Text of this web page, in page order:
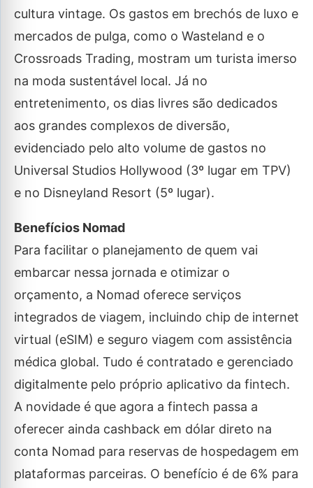
cultura vintage. Os gastos em brechós de luxo e
mercados de pulga, como o Wasteland e o
Crossroads Trading, mostram um turista imerso
na moda sustentável local. Já no
entretenimento, os dias livres são dedicados
aos grandes complexos de diversão,
evidenciado pelo alto volume de gastos no
Universal Studios Hollywood (3º lugar em TPV)
e no Disneyland Resort (5º lugar).
Benefícios Nomad
Para facilitar o planejamento de quem vai
embarcar nessa jornada e otimizar o
orçamento, a Nomad oferece serviços
integrados de viagem, incluindo chip de internet
virtual (eSIM) e seguro viagem com assistência
médica global. Tudo é contratado e gerenciado
digitalmente pelo próprio aplicativo da fintech.
A novidade é que agora a fintech passa a
oferecer ainda cashback em dólar direto na
conta Nomad para reservas de hospedagem em
plataformas parceiras. O benefício é de 6% para